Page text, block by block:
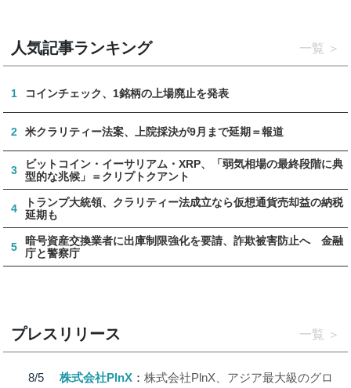
人気記事ランキング 一覧
1 コインチェック、1銘柄の上場廃止を発表
2 米クラリティー法案、上院採決が9月まで延期＝報道
3
ビットコイン・イーサリアム・XRP、「弱気相場の最終段階に典
型的な兆候」＝クリプトクアント
4
トランプ大統領、クラリティー法成立なら仮想通貨売却益の納税
延期も
5
暗号資産交換業者に出庫制限強化を要請、詐欺被害防止へ 金融
庁と警察庁
プレスリリース 一覧
8/5
株式会社PlnX
株式会社PlnX、アジア最大級のグロ